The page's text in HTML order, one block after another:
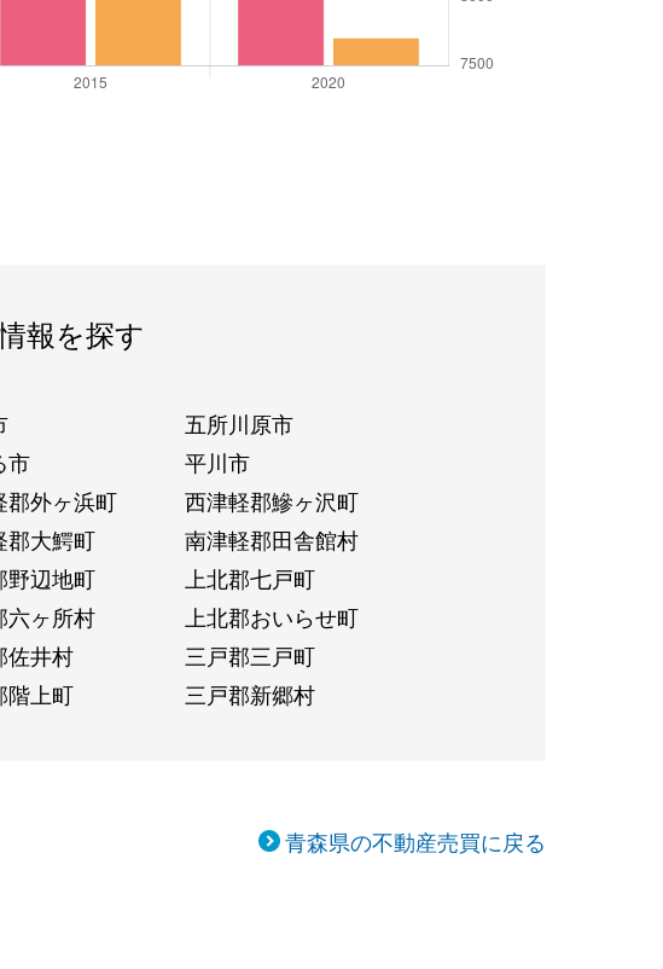
報を探す
五所川原市
市
平川市
郡外ヶ浜町
西津軽郡鰺ヶ沢町
郡大鰐町
南津軽郡田舎館村
野辺地町
上北郡七戸町
六ヶ所村
上北郡おいらせ町
佐井村
三戸郡三戸町
階上町 三戸郡新郷村
青森県の不動産売買に戻る